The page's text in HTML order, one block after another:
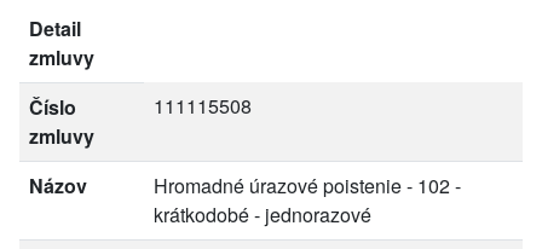
Detail
zmluvy
Číslo
zmluvy
111115508
Názov
Hromadné úrazové poistenie - 102 -
krátkodobé - jednorazové